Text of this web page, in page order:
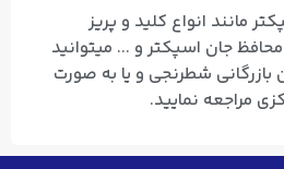
مانند انواع کلید و پریز
جان اسپکتر و ... میتوانید
بازرگانی شطرنجی و یا به صورت
مراجعه نمایید.